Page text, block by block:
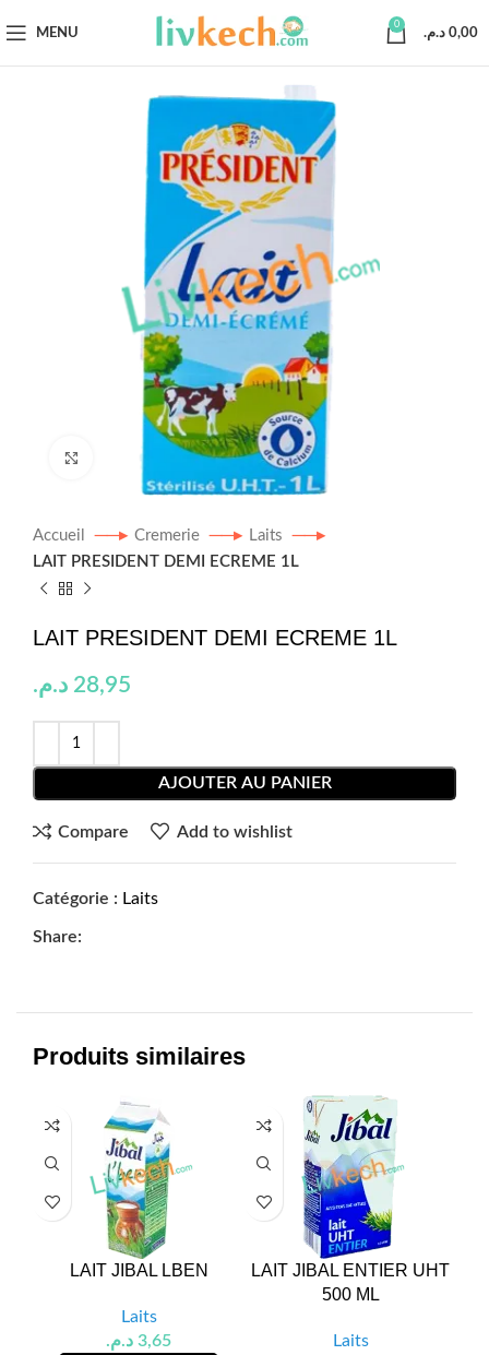
MENU
0
0,00 د.م.
Click to enlarge
Accueil Cremerie
Laits
LAIT PRESIDENT DEMI ECREME 1L
LAIT PRESIDENT DEMI ECREME 1L
28,95 د.م.
AJOUTER AU PANIER
Compare Add to wishlist
Catégorie : Laits
Share:
Produits similaires
LAIT JIBAL LBEN
Laits
3,65 د.م.
LAIT JIBAL ENTIER UHT
500 ML
Laits